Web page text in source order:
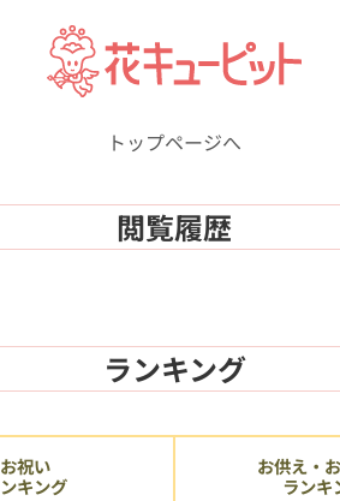
トップページへ
閲覧履歴
ランキング
お祝い
キング
お供え・
ランキ